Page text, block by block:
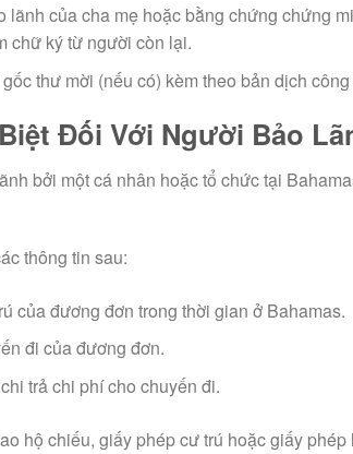
lãnh của cha mẹ hoặc bằng chứng chứng
chữ ký từ người còn lại.
thư mời (nếu có) kèm theo bản dịch
Đối Với Người Bảo
bởi một cá nhân hoặc tổ chức tại
thông tin sau:
của đương đơn trong thời gian ở Bahamas.
đi của đương đơn.
trả chi phí cho chuyến đi.
hộ chiếu, giấy phép cư trú hoặc giấy